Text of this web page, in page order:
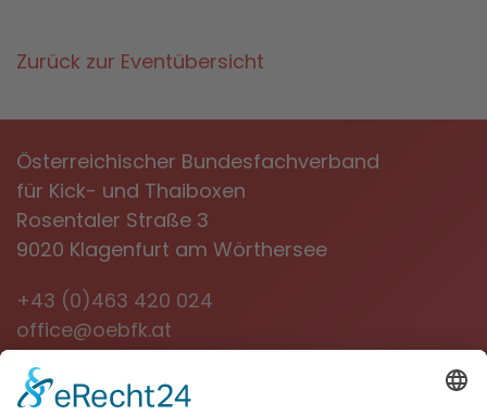
Zurück zur Eventübersicht
Österreichischer Bundesfachverband
für Kick- und Thaiboxen
Rosentaler Straße 3
9020 Klagenfurt am Wörthersee
+43 (0)463 420 024
office@oebfk.at
NEWSLETTER